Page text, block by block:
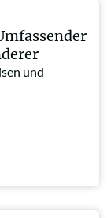
und